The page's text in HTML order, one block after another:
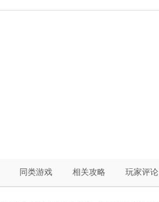
同类游戏 相关攻略 玩家评论